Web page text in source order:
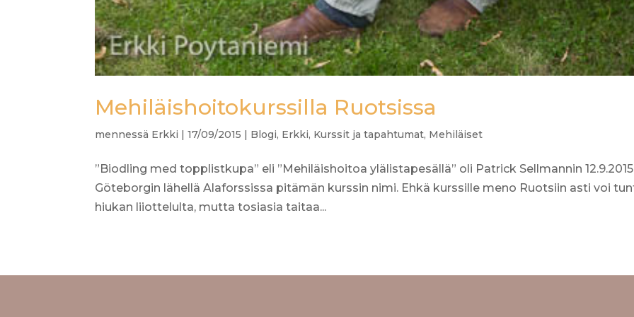
Mehiläishoitokurssilla Ruotsissa
mennessä Erkki |17/09/2015 | Blogi, Erkki, Kurssit ja tapahtumat, Mehiläiset
”Biodling med topplistkupa” eli ”Mehiläishoitoa ylälistapesällä” oli Patrick Sellmannin 12.9.2015
Göteborgin lähellä Alaforssissa pitämän kurssin nimi. Ehkä kurssille meno Ruotsiin asti voi
hiukan liiottelulta, mutta tosiasia taitaa...